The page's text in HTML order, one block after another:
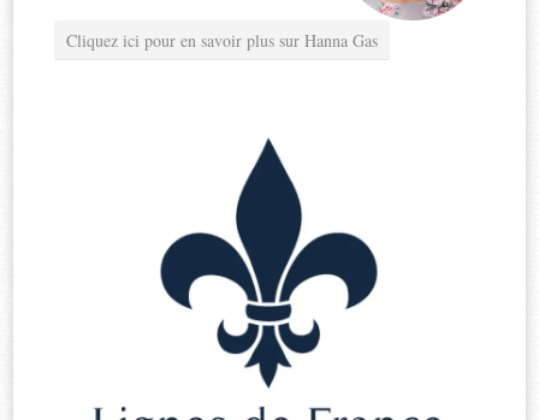
Cliquez ici pour en savoir plus sur Hanna Gas